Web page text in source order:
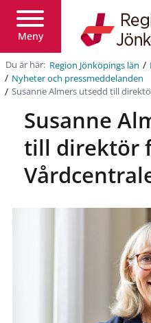
Meny
Jönköpings
län
Du är här: Region Jönköpings län /
/ Nyheter och pressmeddelanden
/ Susanne Almers utsedd till
Susanne
till direktör